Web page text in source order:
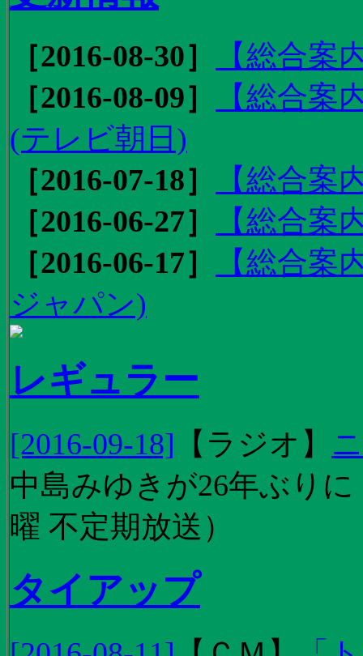
［2016-08-30］
【総合
［2016-08-09］
【総合
(テレビ朝日)
［2016-07-18］
【総合案
［2016-06-27］
【総合案
［2016-06-17］
【総合
ジャパン)
レギュラー
[2016-09-18] 【 ラジオ 】
中島みゆきが26年ぶり
曜 不定期放送）
タイアップ